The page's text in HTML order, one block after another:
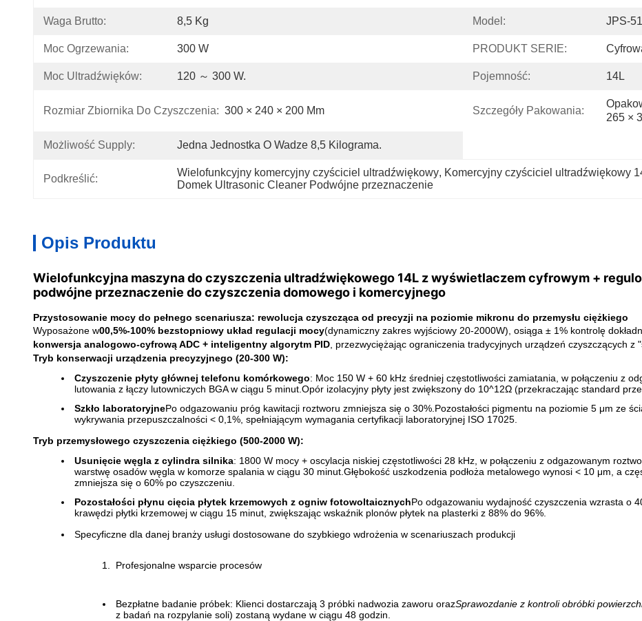
Waga Brutto: 8,5 Kg Model: JPS-
Moc Ogrzewania: 300 W PRODUKT SERIE:
Moc Ultradźwięków: 120 ～ 300 W. Pojemność: 14L
Rozmiar Zbiornika Do Czyszczenia: 300 × 240 × 200 Mm Szczegóły Pakowania:
265 ×
Możliwość Supply: Jedna Jednostka O Wadze 8,5 Kilograma.
Podkreślić:
Wielofunkcyjny komercyjny czyściciel ultradźwiękowy, Komercyjny czyściciel ultradźwiękowy
Domek Ultrasonic Cleaner Podwójne przeznaczenie
Opis Produktu
Wielofunkcyjna maszyna do czyszczenia ultradźwiękowego 14L z wyświetlaczem cyfrowym +
podwójne przeznaczenie do czyszczenia domowego i komercyjnego
Przystosowanie mocy do pełnego scenariusza: rewolucja czyszcząca od precyzji na poziomie mikronu do przemysłu ciężkiego
Wyposażone w00,5%-100% bezstopniowy układ regulacji mocy(dynamiczny zakres wyjściowy 20-2000W), osiąga ± 1% kontrolę
konwersja analogowo-cyfrową ADC + inteligentny algorytm PID , przezwyciężając ograniczenia tradycyjnych urządzeń czyszczących z
Tryb konserwacji urządzenia precyzyjnego (20-300 W):
Czyszczenie płyty głównej telefonu komórkowego: Moc 150 W + 60 kHz średniej częstotliwości zamiatania, w połączeniu z
lutowania z łączy lutowniczych BGA w ciągu 5 minut.Opór izolacyjny płyty jest zwiększony do 10^12Ω (przekraczając standard
Szkło laboratoryjnePo odgazowaniu próg kawitacji roztworu zmniejsza się o 30%.Pozostałości pigmentu na poziomie 5 μm ze
wykrywania przepuszczalności < 0,1%, spełniającym wymagania certyfikacji laboratoryjnej ISO 17025.
Tryb przemysłowego czyszczenia ciężkiego (500-2000 W):
Usunięcie węgla z cylindra silnika: 1800 W mocy + oscylacja niskiej częstotliwości 28 kHz, w połączeniu z odgazowanym
warstwę osadów węgla w komorze spalania w ciągu 30 minut.Głębokość uszkodzenia podłoża metalowego wynosi < 10 μm, a
zmniejsza się o 60% po czyszczeniu.
Pozostałości płynu cięcia płytek krzemowych z ogniw fotowoltaicznychPo odgazowaniu wydajność czyszczenia wzrasta o
krawędzi płytki krzemowej w ciągu 15 minut, zwiększając wskaźnik plonów płytek na plasterki z 88% do 96%.
Specyficzne dla danej branży usługi dostosowane do szybkiego wdrożenia w scenariuszach produkcji
Profesjonalne wsparcie procesów
Bezpłatne badanie próbek: Klienci dostarczają 3 próbki nadwozia zaworu orazSprawozdanie z kontroli obróbki
z badań na rozpylanie soli) zostaną wydane w ciągu 48 godzin.